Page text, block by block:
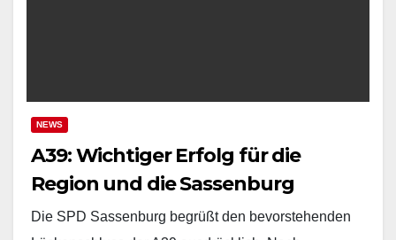
NEWS
A39: Wichtiger Erfolg für die
Region und die Sassenburg
Die SPD Sassenburg begrüßt den bevorstehenden